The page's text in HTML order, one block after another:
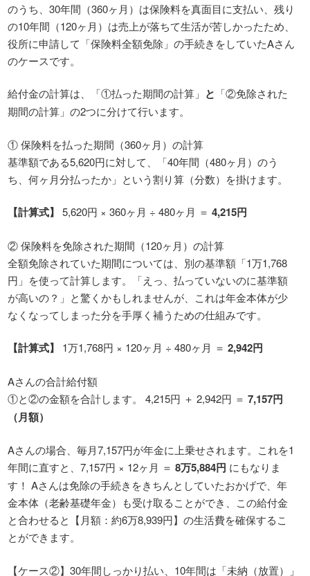
のうち、30年間（360ヶ月）は保険料を真面目に支払い、残り
の10年間（120ヶ月）は売上が落ちて生活が苦しかったため、
役所に申請して「保険料全額免除」の手続きをしていたAさん
のケースです。
給付金の計算は、「①払った期間の計算」 と 「②免除された
期間の計算」の2つに分けて行います。
① 保険料を払った期間（360ヶ月）の計算
基準額である5,620円に対して、「40年間（480ヶ月）のう
ち、何ヶ月分払ったか」という割り算（分数）を掛けます。
【計算式】 5,620円 × 360ヶ月 ÷ 480ヶ月 ＝4,215円
② 保険料を免除された期間（120ヶ月）の計算
全額免除されていた期間については、別の基準額「1万1,768
円」を使って計算します。「えっ、払っていないのに基準額
が高いの？」と驚くかもしれませんが、これは年金本体が少
なくなってしまった分を手厚く補うための仕組みです。
【計算式】 1万1,768円 × 120ヶ月 ÷ 480ヶ月 ＝2,942円
Aさんの合計給付額
①と②の金額を合計します。 4,215円 ＋ 2,942円 ＝7,157円
（月額）
Aさんの場合、毎月7,157円が年金に上乗せされます。これを1
年間に直すと、7,157円 × 12ヶ月 ＝8万5,884円 にもなりま
す！ Aさんは免除の手続きをきちんとしていたおかげで、年
金本体（老齢基礎年金）も受け取ることができ、この給付金
と合わせると【月額：約6万8,939円】の生活費を確保するこ
とができます。
【ケース②】30年間しっかり払い、10年間は「未納（放置）」